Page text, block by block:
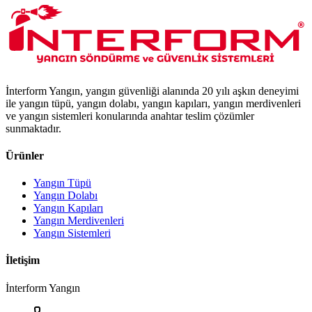
İnterform Yangın, yangın güvenliği alanında 20 yılı aşkın deneyimi
ile yangın tüpü, yangın dolabı, yangın kapıları, yangın merdivenleri
ve yangın sistemleri konularında anahtar teslim çözümler
sunmaktadır.
Ürünler
Yangın Tüpü
Yangın Dolabı
Yangın Kapıları
Yangın Merdivenleri
Yangın Sistemleri
İletişim
İnterform Yangın